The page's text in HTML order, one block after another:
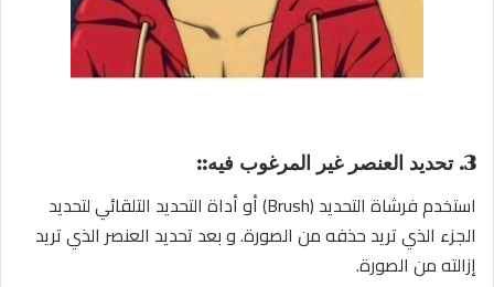
3. تحديد العنصر غير المرغوب فيه::
استخدم فرشاة التحديد (Brush) أو أداة التحديد التلقائي لتحديد
الجزء الذي تريد حذفه من الصورة. و بعد تحديد العنصر الذي تريد
إزالته من الصورة.